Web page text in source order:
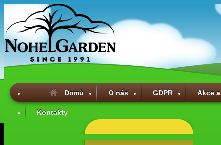
Domů O nás GDPR Akce
Kontakty